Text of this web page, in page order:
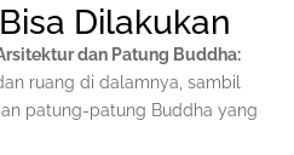
Dilakukan
dan Patung Buddha:
ruang di dalamnya, sambil
patung-patung Buddha yang